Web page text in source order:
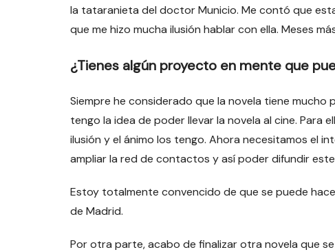
la tataranieta del doctor Municio. Me contó que
que me hizo mucha ilusión hablar con ella. Meses
¿Tienes algún proyecto en mente que
Siempre he considerado que la novela tiene mucho
tengo la idea de poder llevar la novela al cine.
ilusión y el ánimo los tengo. Ahora necesitamos el
ampliar la red de contactos y así poder difundir
Estoy totalmente convencido de que se puede
de Madrid.
Por otra parte, acabo de finalizar otra novela que